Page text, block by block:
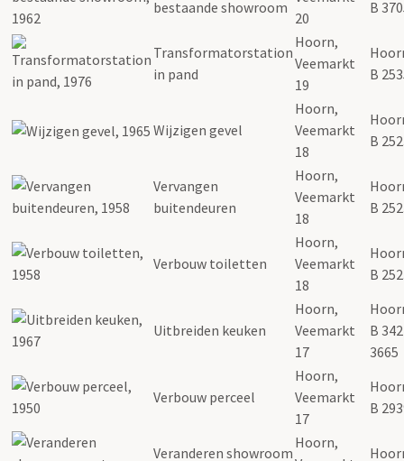
bestaande showroom
20
B
Transformatorstation
in pand
Hoorn,
Veemarkt
19
B
Wijzigen gevel
Hoorn,
Veemarkt
18
B
Vervangen
buitendeuren
Hoorn,
Veemarkt
18
B
Verbouw toiletten
Hoorn,
Veemarkt
18
B
Uitbreiden keuken
Hoorn,
Veemarkt
17
B
3665
Verbouw perceel
Hoorn,
Veemarkt
17
B
Veranderen showroom
Hoorn,